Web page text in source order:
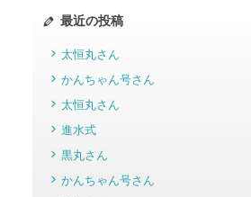
最近の投稿
太恒丸さん
かんちゃん号さん
太恒丸さん
進水式
黒丸さん
かんちゃん号さん